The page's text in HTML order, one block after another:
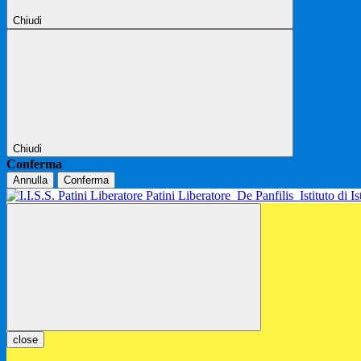
Chiudi
Chiudi
Conferma
Annulla Conferma
Patini Liberatore De Panfilis Istituto di
close